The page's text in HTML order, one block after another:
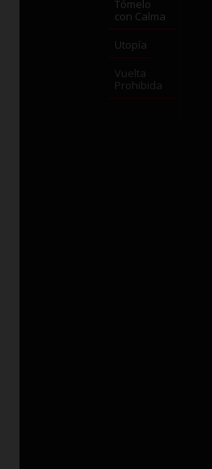
Tómelo
con Calma
Utopía
Vuelta
Prohibida